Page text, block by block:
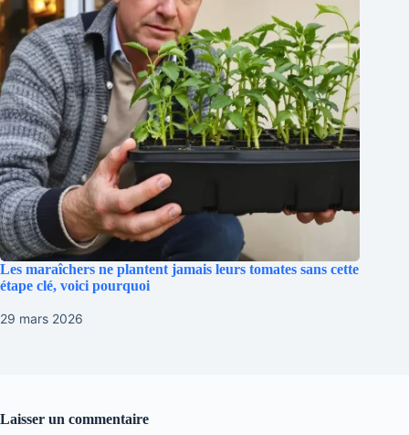
Les maraîchers ne plantent jamais leurs tomates sans cette
étape clé, voici pourquoi
29 mars 2026
Laisser un commentaire